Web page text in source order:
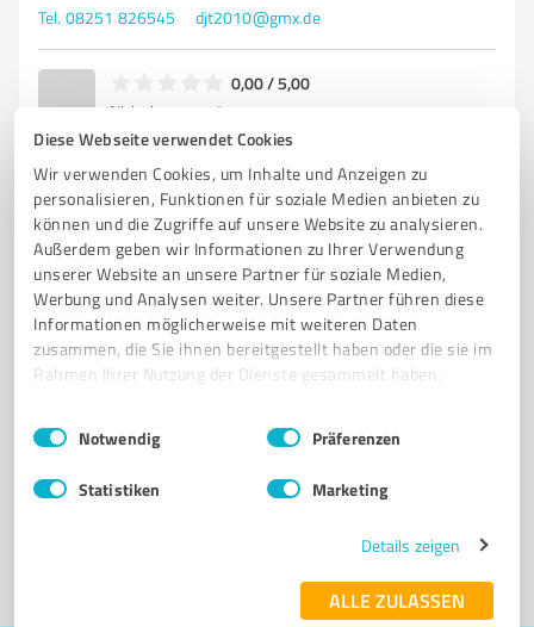
Diese Webseite verwendet Cookies
Wir verwenden Cookies, um Inhalte und Anzeigen zu
personalisieren, Funktionen für soziale Medien anbieten zu
können und die Zugriffe auf unsere Website zu analysieren.
Außerdem geben wir Informationen zu Ihrer Verwendung
unserer Website an unsere Partner für soziale Medien,
Werbung und Analysen weiter. Unsere Partner führen diese
Informationen möglicherweise mit weiteren Daten
zusammen, die Sie ihnen bereitgestellt haben oder die sie im
Rahmen Ihrer Nutzung der Dienste gesammelt haben.
Impressum Datenschutzbestimmungen
Einwilligungsauswahl
Notwendig Präferenzen
Statistiken Marketing
Details zeigen
ALLE ZULASSEN
Tel. 08251 826545 djt2010@gmx.de
0,00 / 5,00
Nicht bewertet 0
Registrieren Sie sich jetzt und werden Sie ein von
Kunden empfohlener ProvenExpert!